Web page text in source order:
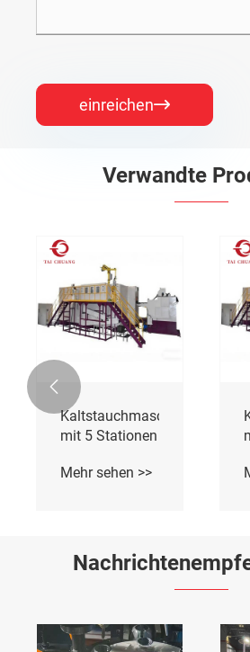
einreichen
Verwandte
Kaltstauchmaschine
mit 5 Stationen
Mehr sehen >>
